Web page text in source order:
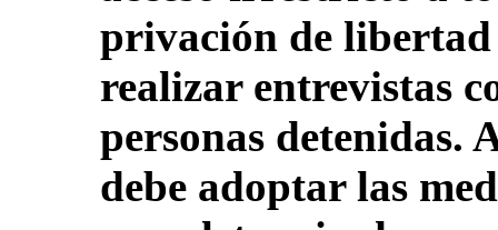
privación de
realizar entrevistas
personas detenidas.
debe adoptar las